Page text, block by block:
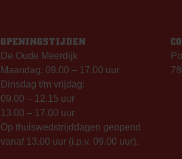
OPENINGSTIJDEN
De Oude Meerdijk
Maandag: 09.00 – 17.00 uur
Dinsdag t/m vrijdag:
09.00 – 12.15 uur
13.00 – 17.00 uur
Op thuiswedstrijddagen geopend
vanaf 13.00 uur (i.p.v. 09.00 uur).